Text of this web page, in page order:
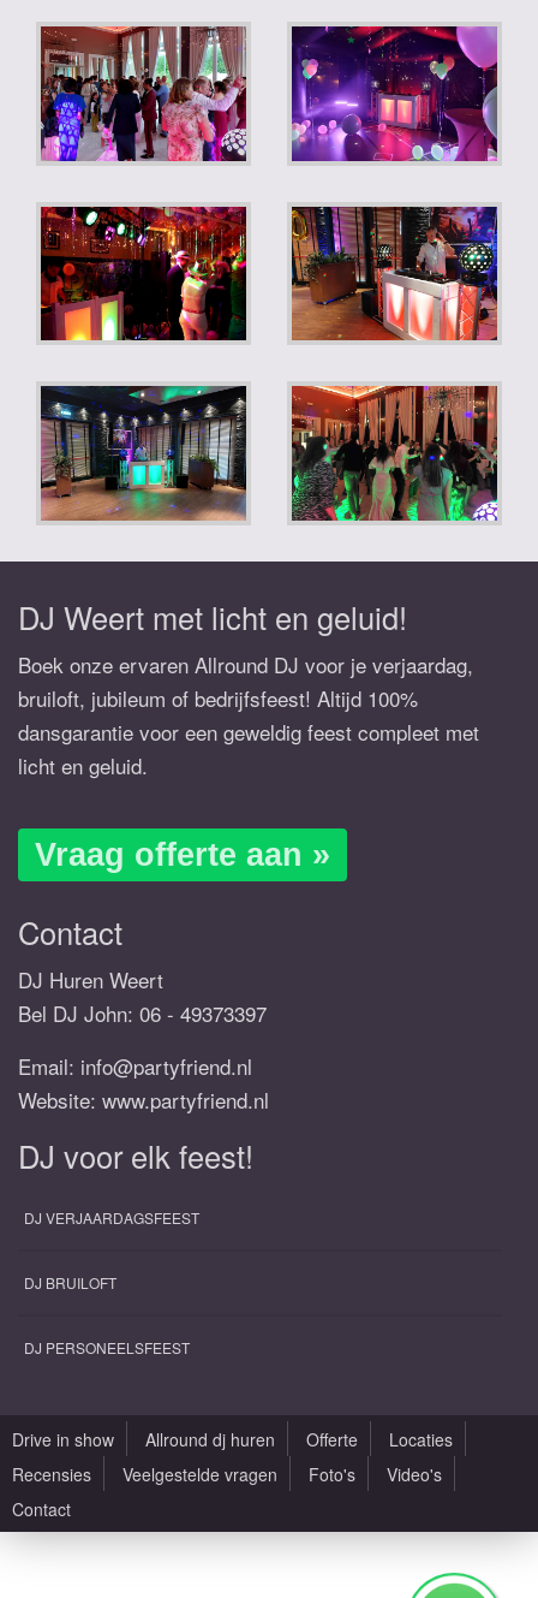
DJ Weert met licht en geluid!
Boek onze ervaren Allround DJ voor je verjaardag,
bruiloft, jubileum of bedrijfsfeest! Altijd 100%
dansgarantie voor een geweldig feest compleet met
licht en geluid.
Vraag offerte aan »
Contact
DJ Huren Weert
Bel DJ John: 06 - 49373397
Email: info@partyfriend.nl
Website: www.partyfriend.nl
DJ voor elk feest!
DJ VERJAARDAGSFEEST
DJ BRUILOFT
DJ PERSONEELSFEEST
Drive in show Allround dj huren Offerte
Locaties
Recensies
Veelgestelde vragen Foto's
Video's
Contact
Algemene voorwaarden